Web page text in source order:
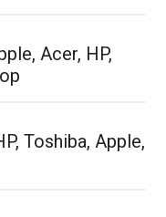
Acer, HP,
Toshiba, Apple,